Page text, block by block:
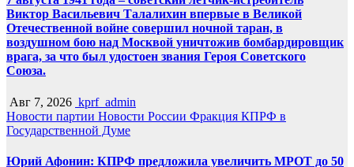
Виктор Васильевич Талалихин впервые в Великой
Отечественной войне совершил ночной таран, в
воздушном бою над Москвой уничтожив бомбардировщик
врага, за что был удостоен звания Героя Советского
Союза.
Авг 7, 2026 kprf_admin
Новости партии Новости России Фракция КПРФ в
Государственной Думе
Юрий Афонин: КПРФ предложила увеличить МРОТ до 50